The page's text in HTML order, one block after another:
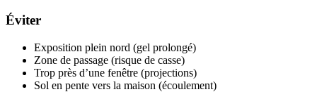
Éviter
Exposition plein nord (gel prolongé)
Zone de passage (risque de casse)
Trop près d’une fenêtre (projections)
Sol en pente vers la maison (écoulement)